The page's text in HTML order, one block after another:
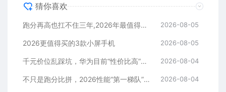
猜你喜欢
跑分再高也扛不住三年,2026年最值得长期用的5款手机 2026-08-05
2026更值得买的3款小屏手机 2026-08-05
千元价位乱踩坑，华为目前“性价比高”的3款手机 2026-08-04
不只是跑分比拼，2026性能“第一梯队”的旗舰手机 2026-08-04